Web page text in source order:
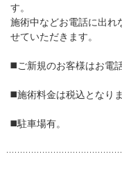
す。
施術中などお電話に出れ
せていただきます。
◼️ご新規のお客様はお電
◼️施術料金は税込となりま
◼️駐車場有。